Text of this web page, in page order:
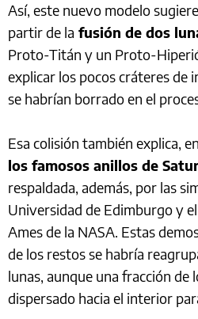
Así, este nuevo modelo
partir de la fusión de dos
Proto-Titán y un Proto-
explicar los pocos cráteres de
se habrían borrado en el
Esa colisión también explica,
los famosos anillos de
respaldada, además, por las
Universidad de Edimburgo y
Ames de la NASA. Estas
de los restos se habría
lunas, aunque una fracción de
dispersado hacia el interior